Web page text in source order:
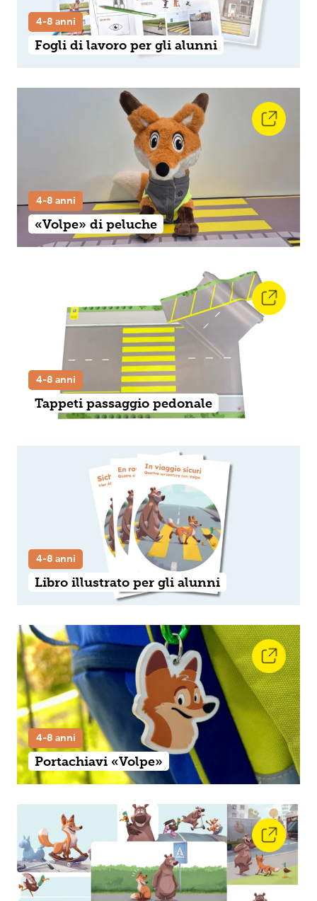
4-8 anni
Fogli di lavoro per gli alunni
4-8 anni
«Volpe» di peluche
4-8 anni
Tappeti passaggio pedonale
4-8 anni
Libro illustrato per gli alunni
4-8 anni
Portachiavi «Volpe»